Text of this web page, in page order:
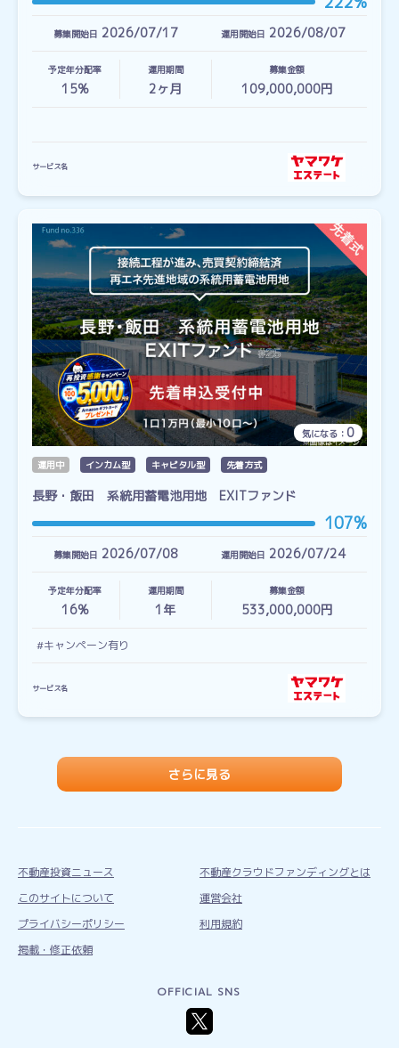
募集開始日 2026/07/17 運用開始日 2026/08/07
予定年分配率
15%
運用期間
2ヶ月
募集金額
109,000,000円
サービス名
気になる： 0
運用中 インカム型 キャピタル型 先着方式
長野・飯田 系統用蓄電池用地 EXITファンド
107%
募集開始日 2026/07/08 運用開始日 2026/07/24
予定年分配率
16%
運用期間
1 年
募集金額
533,000,000円
#キャンペーン有り
サービス名
さらに見る
不動産投資ニュース
不動産クラウドファンディングとは
このサイトについて
運営会社
プライバシーポリシー
利用規約
掲載・修正依頼
OFFICIAL SNS